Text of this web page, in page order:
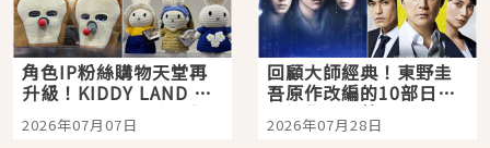
角色IP粉絲購物天堂再
升級！KIDDY LAND 原
宿店吉伊卡哇迎客，新
開幕 OMOKADO 店3分
2026年07月07日
回顧大師經典！東野圭
吾原作改編的10部日本
影視作品推薦
2026年07月28日